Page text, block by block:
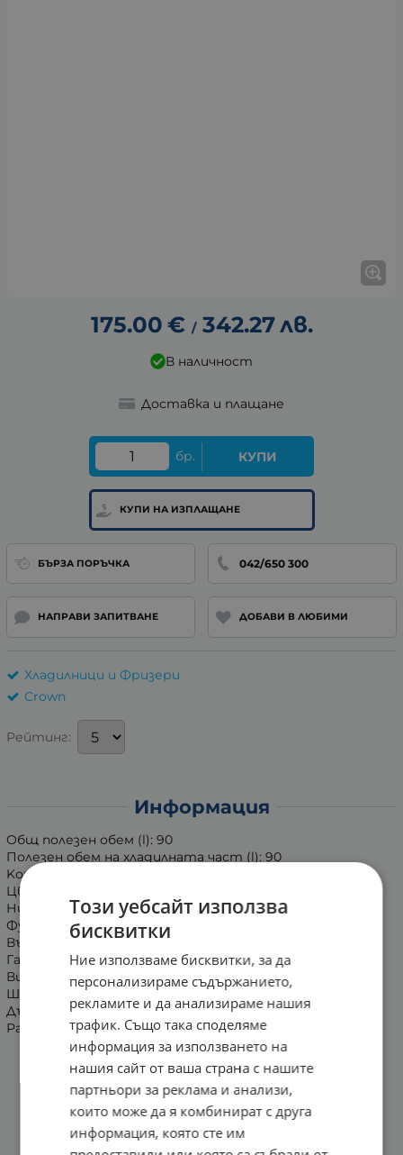
175.00 € / 342.27лв.
В наличност
Доставка и плащане
бр. КУПИ
КУПИ НА ИЗПЛАЩАНЕ
БЪРЗА ПОРЪЧКА 042/650 300
НАПРАВИ ЗАПИТВАНЕ ДОБАВИ В ЛЮБИМИ
Хладилници и Фризери
Crown
Рейтинг:
Информация
Общ полезен обем (l): 90
Полезен обем на хладилната част (l): 90
Kонсумация (kWh/година): 86
Цвят: Бял
Ниво на шум: 41
Функции: Автоматично саморазмразяване
Възможност за обръщане на вратите: Да
Гаранция: 36 м.
Височина, mm: 821
Ширина, mm: 480
Дълбочина, mm: 500
Размер (В/Ш/Д) (mm): 821/480/500
Този уебсайт използва
бисквитки
Ние използваме бисквитки, за да
персонализираме съдържанието,
рекламите и да анализираме нашия
трафик. Също така споделяме
информация за използването на
нашия сайт от ваша страна с нашите
партньори за реклама и анализи,
които може да я комбинират с друга
информация, която сте им